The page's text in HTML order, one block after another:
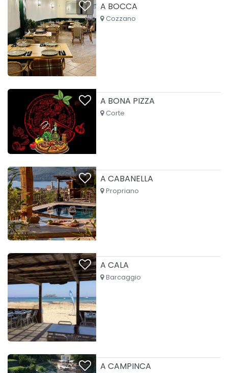
A BOCCA
Cozzano
A BONA PIZZA
Corte
A CABANELLA
Propriano
A CALA
Barcaggio
A CAMPINCA